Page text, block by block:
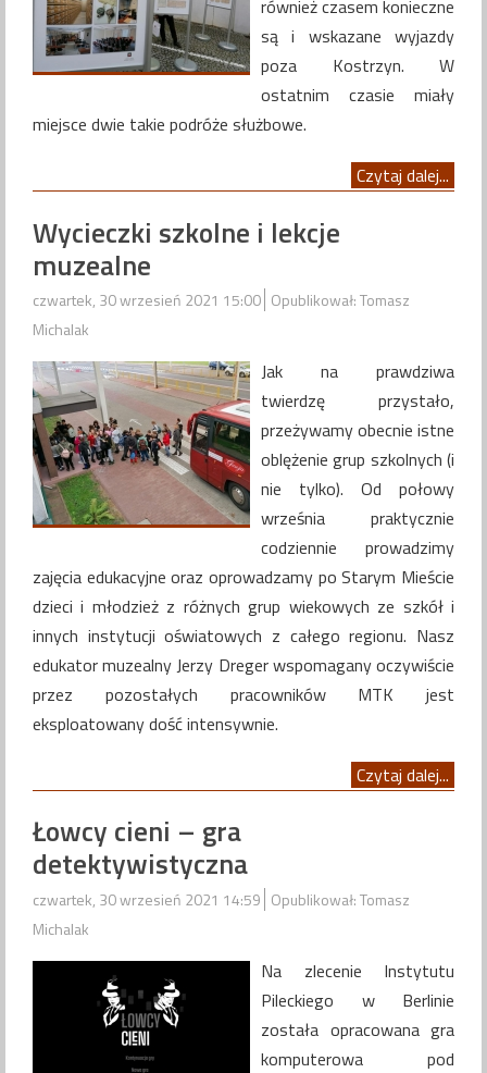
również czasem konieczne
są i wskazane wyjazdy
poza Kostrzyn. W
ostatnim czasie miały
miejsce dwie takie podróże służbowe.
Czytaj dalej...
Wycieczki szkolne i lekcje
muzealne
czwartek, 30 wrzesień 2021 15:00 Opublikował: Tomasz
Michalak
Jak na prawdziwa
twierdzę przystało,
przeżywamy obecnie istne
oblężenie grup szkolnych (i
nie tylko). Od połowy
września praktycznie
codziennie prowadzimy
zajęcia edukacyjne oraz oprowadzamy po Starym Mieście
dzieci i młodzież z różnych grup wiekowych ze szkół i
innych instytucji oświatowych z całego regionu. Nasz
edukator muzealny Jerzy Dreger wspomagany oczywiście
przez pozostałych pracowników MTK jest
eksploatowany dość intensywnie.
Czytaj dalej...
Łowcy cieni – gra
detektywistyczna
czwartek, 30 wrzesień 2021 14:59 Opublikował: Tomasz
Michalak
Na zlecenie Instytutu
Pileckiego w Berlinie
została opracowana gra
komputerowa pod